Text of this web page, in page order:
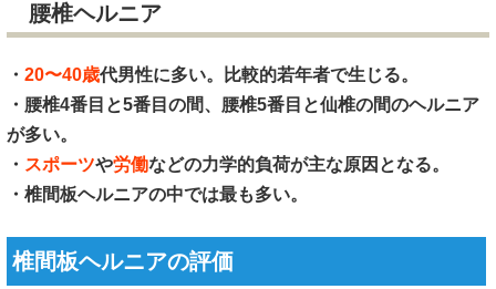
腰椎ヘルニア
・ 20〜40歳代男性に多い。比較的若年者で生じる。
・腰椎4番目と5番目の間、腰椎5番目と仙椎の間のヘルニア
が多い。
・ スポーツや労働などの力学的負荷が主な原因となる。
・椎間板ヘルニアの中では最も多い。
椎間板ヘルニアの評価